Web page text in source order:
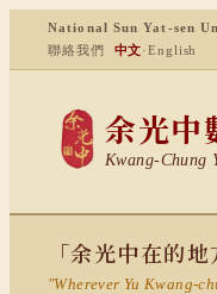
National Sun Yat-sen
聯絡我們
中文·English
余光中
Kwang-Chung
「余光中在的
"Wherever Yu Kwang-